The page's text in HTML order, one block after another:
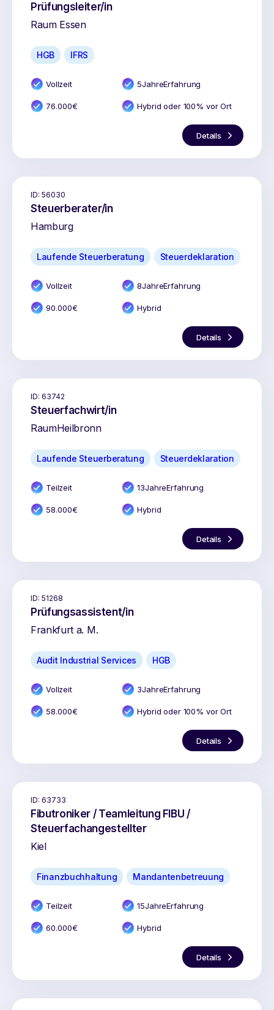
Prüfungsleiter/in
Raum Essen
HGB IFRS
Vollzeit 5JahreErfahrung
76.000€ Hybrid oder 100% vor Ort
Details
ID: 56030
Steuerberater/in
Hamburg
Laufende Steuerberatung Steuerdeklaration
Vollzeit 8JahreErfahrung
90.000€ Hybrid
Details
ID: 63742
Steuerfachwirt/in
RaumHeilbronn
Laufende Steuerberatung Steuerdeklaration
Teilzeit 13JahreErfahrung
58.000€ Hybrid
Details
ID: 51268
Prüfungsassistent/in
Frankfurt a. M.
Audit Industrial Services HGB
Vollzeit 3JahreErfahrung
58.000€ Hybrid oder 100% vor Ort
Details
ID: 63733
Fibutroniker / Teamleitung FIBU /
Steuerfachangestellter
Kiel
Finanzbuchhaltung Mandantenbetreuung
Teilzeit 15JahreErfahrung
60.000€ Hybrid
Details